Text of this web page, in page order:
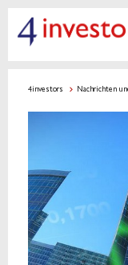
4investors Nachrichten